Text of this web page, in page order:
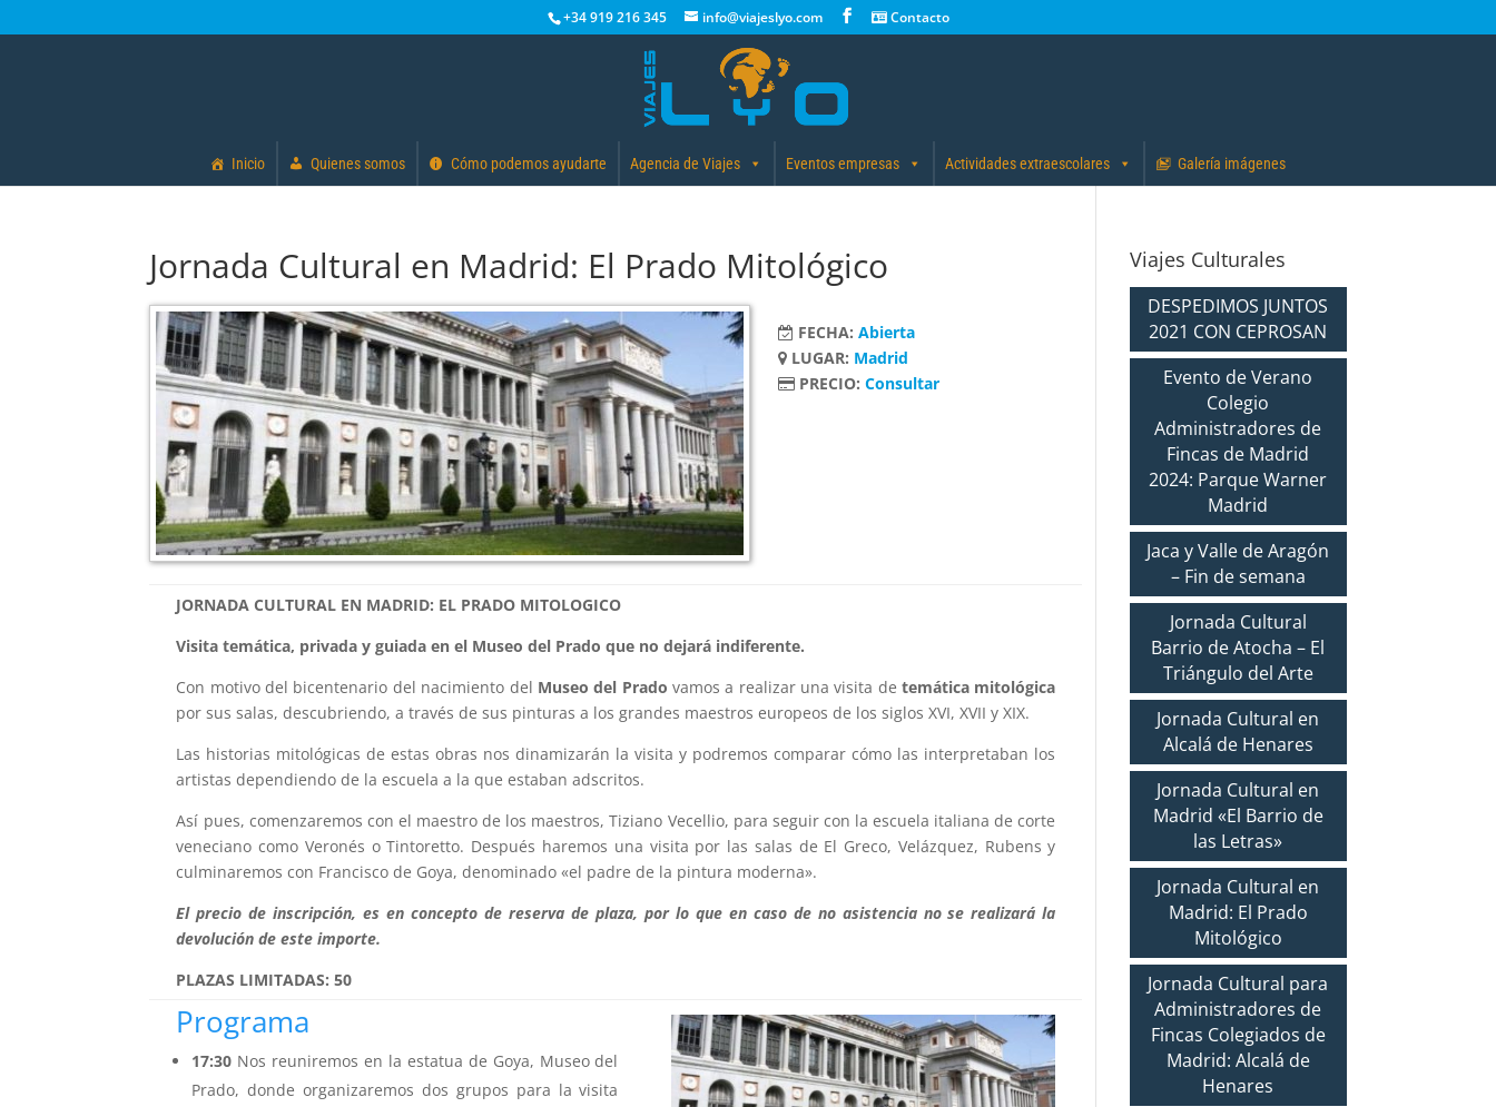
+34 919 216 345 info@viajeslyo.com Contacto
Inicio Quienes somos Cómo podemos ayudarte Agencia de Viajes Eventos empresas Actividades extraescolares Galería imágenes
Jornada Cultural en Madrid: El Prado Mitológico
FECHA:Abierta
LUGAR: Madrid
PRECIO:Consultar
JORNADA CULTURAL EN MADRID: EL PRADO MITOLOGICO
Visita temática, privada y guiada en el Museo del Prado que no dejará indiferente.
Con motivo del bicentenario del nacimiento del Museo del Prado vamos a realizar una visita detemática mitológica
por sus salas, descubriendo, a través de sus pinturas a los grandes maestros europeos de los siglos XVI, XVII y XIX.
Las historias mitológicas de estas obras nos dinamizarán la visita y podremos comparar cómo las interpretaban los
artistas dependiendo de la escuela a la que estaban adscritos.
Así pues, comenzaremos con el maestro de los maestros, Tiziano Vecellio, para seguir con la escuela italiana de corte
veneciano como Veronés o Tintoretto. Después haremos una visita por las salas de El Greco, Velázquez, Rubens y
culminaremos con Francisco de Goya, denominado «el padre de la pintura moderna».
El precio de inscripción, es en concepto de reserva de plaza, por lo que en caso de no asistencia no se realizará la
devolución de este importe.
PLAZAS LIMITADAS: 50
Programa
17:30 Nos reuniremos en la estatua de Goya, Museo del
Prado, donde organizaremos dos grupos para la visita
Viajes Culturales
DESPEDIMOS JUNTOS
2021 CON CEPROSAN
Evento de Verano
Colegio
Administradores de
Fincas de Madrid
2024: Parque Warner
Madrid
Jaca y Valle de Aragón
– Fin de semana
Jornada Cultural
Barrio de Atocha – El
Triángulo del Arte
Jornada Cultural en
Alcalá de Henares
Jornada Cultural en
Madrid «El Barrio de
las Letras»
Jornada Cultural en
Madrid: El Prado
Mitológico
Jornada Cultural para
Administradores de
Fincas Colegiados de
Madrid: Alcalá de
Henares